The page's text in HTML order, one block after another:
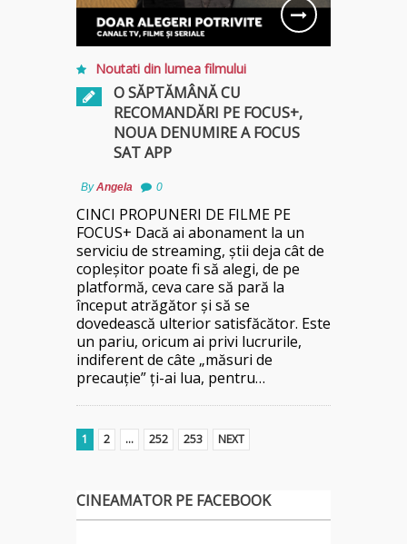
Noutati din lumea filmului
O SĂPTĂMÂNĂ CU
RECOMANDĂRI PE FOCUS+,
NOUA DENUMIRE A FOCUS
SAT APP
ByAngela 0
CINCI PROPUNERI DE FILME PE
FOCUS+ Dacă ai abonament la un
serviciu de streaming, știi deja cât de
copleșitor poate fi să alegi, de pe
platformă, ceva care să pară la
început atrăgător și să se
dovedească ulterior satisfăcător. Este
un pariu, oricum ai privi lucrurile,
indiferent de câte „măsuri de
precauție” ți-ai lua, pentru…
1 2 … 252 253 NEXT
CINEAMATOR PE FACEBOOK